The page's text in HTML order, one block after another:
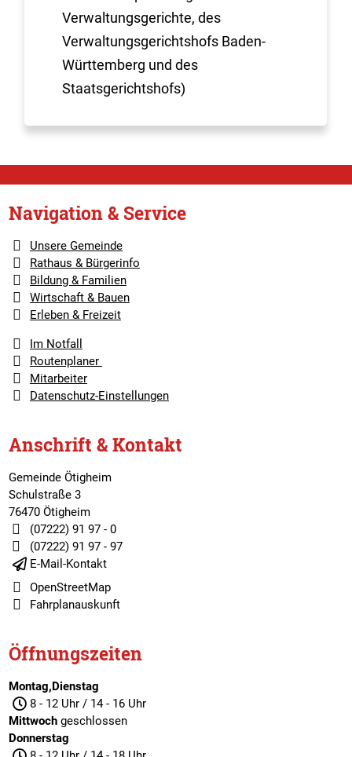
Verwaltungsgerichte, des
Verwaltungsgerichtshofs Baden-
Württemberg und des
Staatsgerichtshofs)
Navigation & Service
Unsere Gemeinde
Rathaus & Bürgerinfo
Bildung & Familien
Wirtschaft & Bauen
Erleben & Freizeit
Im Notfall
Routenplaner
Mitarbeiter
Datenschutz-Einstellungen
Anschrift & Kontakt
Gemeinde Ötigheim
Schulstraße 3
76470 Ötigheim
(07222) 91 97 - 0
(07222) 91 97 - 97
E-Mail-Kontakt
OpenStreetMap
Fahrplanauskunft
Öffnungszeiten
Montag,Dienstag
8 - 12 Uhr / 14 - 16 Uhr
Mittwochgeschlossen
Donnerstag